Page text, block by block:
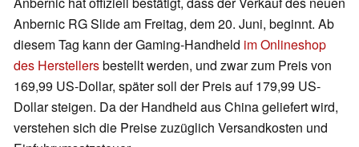
Anbernic RG Slide am Freitag, dem 20. Juni, beginnt. Ab
diesem Tag kann der Gaming-Handheld im Onlineshop
des Herstellersbestellt werden, und zwar zum Preis von
169,99 US-Dollar, später soll der Preis auf 179,99 US-
Dollar steigen. Da der Handheld aus China geliefert wird,
verstehen sich die Preise zuzüglich Versandkosten und